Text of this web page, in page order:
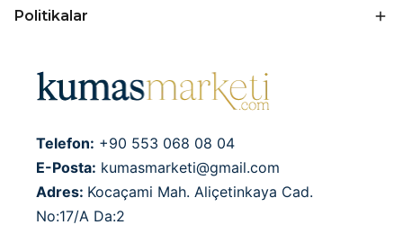
Politikalar
Telefon: +90 553 068 08 04
E-Posta: kumasmarketi@gmail.com
Adres: Kocaçami Mah. Aliçetinkaya Cad.
No:17/A Da:2